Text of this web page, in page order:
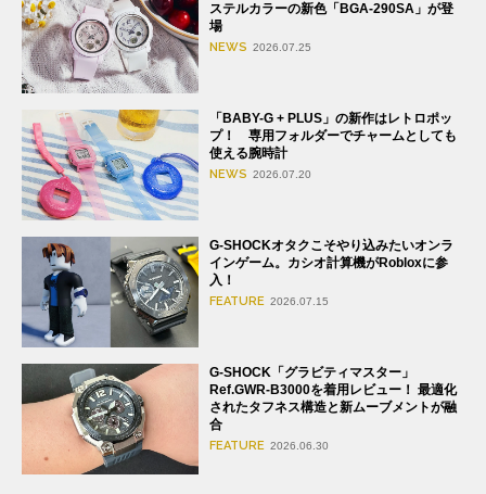
ステルカラーの新色「BGA-290SA」が登
場
NEWS 2026.07.25
「BABY-G + PLUS」の新作はレトロポッ
プ！ 専用フォルダーでチャームとしても
使える腕時計
NEWS 2026.07.20
G-SHOCKオタクこそやり込みたいオンラ
インゲーム。カシオ計算機がRobloxに参
入！
FEATURE 2026.07.15
G-SHOCK「グラビティマスター」
Ref.GWR-B3000を着用レビュー！ 最適化
されたタフネス構造と新ムーブメントが融
合
FEATURE 2026.06.30